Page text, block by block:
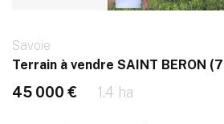
Savoie
Terrain à vendre SAINT BERON
45 000 € 1.4 ha